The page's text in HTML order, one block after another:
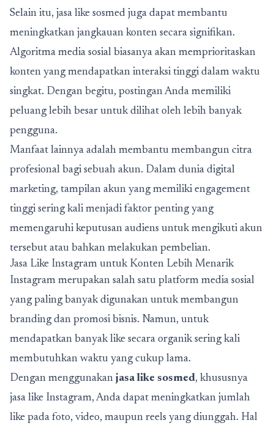
Selain itu, jasa like sosmed juga dapat membantu
meningkatkan jangkauan konten secara signifikan.
Algoritma media sosial biasanya akan memprioritaskan
konten yang mendapatkan interaksi tinggi dalam waktu
singkat. Dengan begitu, postingan Anda memiliki
peluang lebih besar untuk dilihat oleh lebih banyak
pengguna.
Manfaat lainnya adalah membantu membangun citra
profesional bagi sebuah akun. Dalam dunia digital
marketing, tampilan akun yang memiliki engagement
tinggi sering kali menjadi faktor penting yang
memengaruhi keputusan audiens untuk mengikuti akun
tersebut atau bahkan melakukan pembelian.
Jasa Like Instagram untuk Konten Lebih Menarik
Instagram merupakan salah satu platform media sosial
yang paling banyak digunakan untuk membangun
branding dan promosi bisnis. Namun, untuk
mendapatkan banyak like secara organik sering kali
membutuhkan waktu yang cukup lama.
Dengan menggunakan jasa like sosmed, khususnya
jasa like Instagram, Anda dapat meningkatkan jumlah
like pada foto, video, maupun reels yang diunggah. Hal